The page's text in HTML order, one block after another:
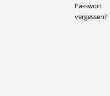
Passwort
vergessen?